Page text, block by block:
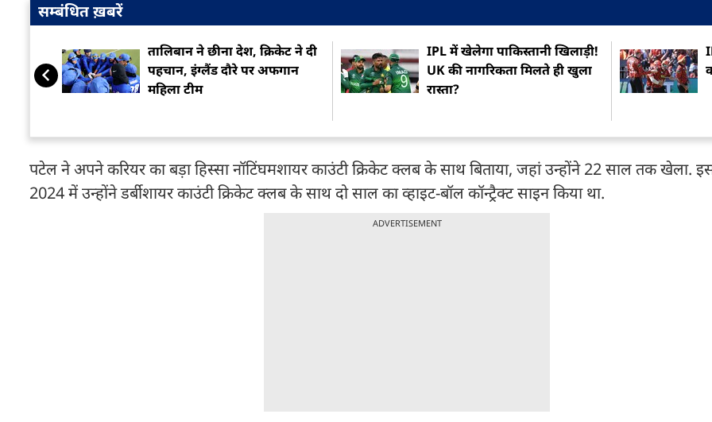
सम्बंधित ख़बरें
तालिबान ने छीना देश, क्रिकेट ने दी
पहचान, इंग्लैंड दौरे पर अफगान
मह‍िला टीम
IPL में खेलेगा पाकिस्तानी खिलाड़ी!
UK की नागरिकता मिलते ही खुला
रास्ता?
पटेल ने अपने करियर का बड़ा हिस्सा नॉटिंघमशायर काउंटी क्रिकेट क्लब के साथ बिताया, जहां उन्होंने 22 साल तक खेला.
2024 में उन्होंने डर्बीशायर काउंटी क्रिकेट क्लब के साथ दो साल का व्हाइट-बॉल कॉन्ट्रैक्ट साइन किया था.
ADVERTISEMENT